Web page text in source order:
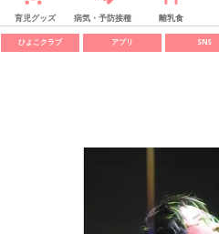
育児グッズ 病気・予防接種 離乳食
ひよこクラブ アプリ SNS